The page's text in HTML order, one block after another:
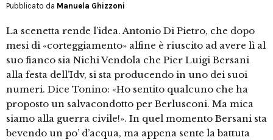
Pubblicato da Manuela Ghizzoni
La scenetta rende l’idea. Antonio Di Pietro, che dopo
mesi di «corteggiamento» alfine è riuscito ad avere lì al
suo fianco sia Nichi Vendola che Pier Luigi Bersani
alla festa dell’Idv, si sta producendo in uno dei suoi
numeri. Dice Tonino: «Ho sentito qualcuno che ha
proposto un salvacondotto per Berlusconi. Ma mica
siamo alla guerra civile!». In quel momento Bersani sta
bevendo un po’ d’acqua, ma appena sente la battuta